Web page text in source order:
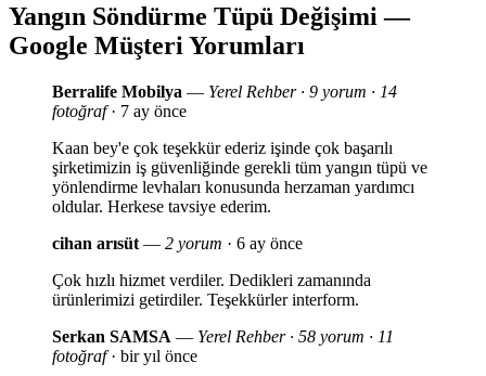
Yangın Söndürme Tüpü Değişimi —
Google Müşteri Yorumları
Berralife Mobilya — Yerel Rehber · 9 yorum · 14
fotoğraf· 7 ay önce
Kaan bey'e çok teşekkür ederiz işinde çok başarılı
şirketimizin iş güvenliğinde gerekli tüm yangın tüpü ve
yönlendirme levhaları konusunda herzaman yardımcı
oldular. Herkese tavsiye ederim.
cihan arısüt — 2 yorum · 6 ay önce
Çok hızlı hizmet verdiler. Dedikleri zamanında
ürünlerimizi getirdiler. Teşekkürler interform.
Serkan SAMSA — Yerel Rehber · 58 yorum · 11
fotoğraf· bir yıl önce